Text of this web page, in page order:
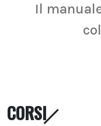
Il
CORSI